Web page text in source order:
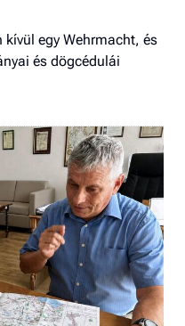
egy Wehrmacht, és
és dögcédulái